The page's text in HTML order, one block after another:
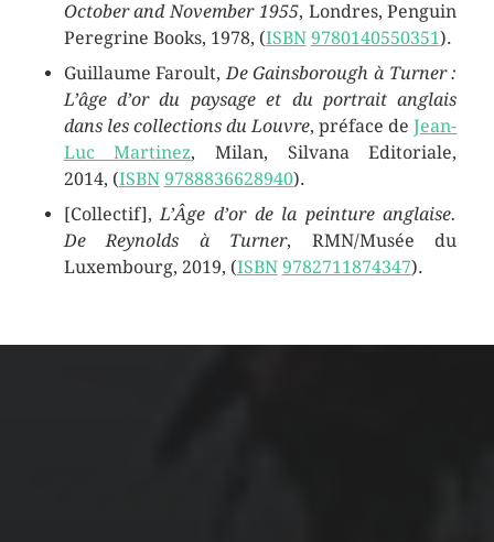
October and November 1955, Londres, Penguin
Peregrine Books, 1978, (ISBN 9780140550351).
Guillaume Faroult,De Gainsborough à Turner :
L’âge d’or du paysage et du portrait anglais
dans les collections du Louvre, préface deJean-
Luc Martinez, Milan, Silvana Editoriale,
2014, (ISBN 9788836628940).
[Collectif],L’Âge d’or de la peinture anglaise.
De Reynolds à Turner, RMN/Musée du
Luxembourg, 2019, (ISBN 9782711874347).